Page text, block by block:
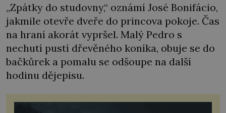
„Zpátky do studovny,“ oznámí José Bonifácio,
jakmile otevře dveře do princova pokoje. Čas
na hraní akorát vypršel. Malý Pedro s
nechutí pustí dřevěného koníka, obuje se do
bačkůrek a pomalu se odšoupe na další
hodinu dějepisu.